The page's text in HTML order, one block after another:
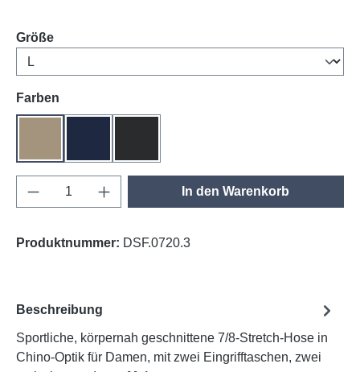
Größeauswählen
Farben
Produkt Anzahl: Gib den gewünschten
In den Warenkorb
Produktnummer: DSF.0720.3
Beschreibung
Sportliche, körpernah geschnittene 7/8-Stretch-Hose in
Chino-Optik für Damen, mit zwei Eingrifftaschen, zwei